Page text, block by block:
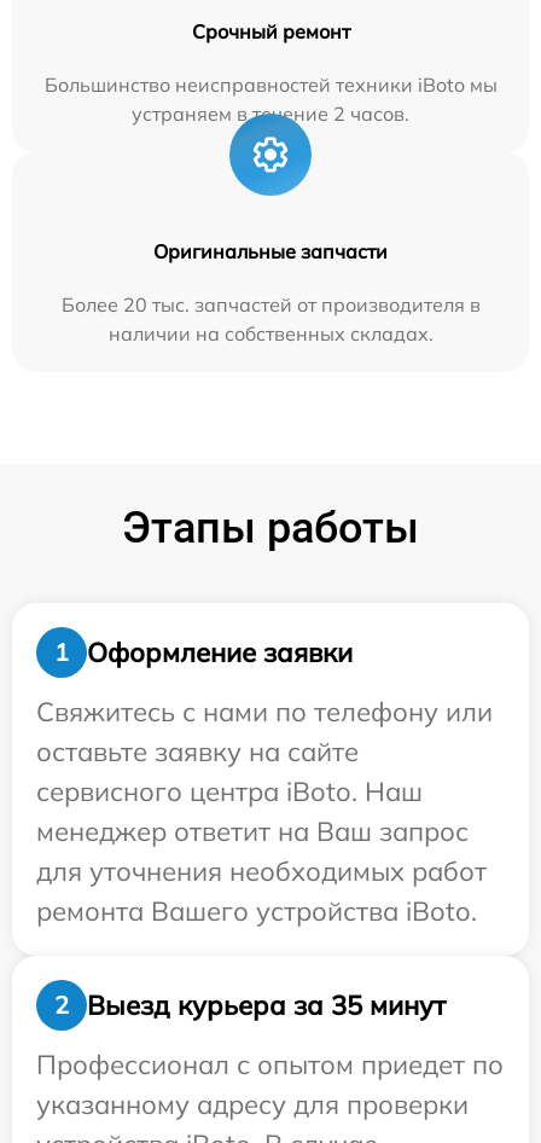
Срочный ремонт
Большинство неисправностей техники iBoto мы
устраняем в течение 2 часов.
Оригинальные запчасти
Более 20 тыс. запчастей от производителя в
наличии на собственных складах.
Этапы работы
1
Оформление заявки
Свяжитесь с нами по телефону или
оставьте заявку на сайте
сервисного центра iBoto. Наш
менеджер ответит на Ваш запрос
для уточнения необходимых работ
ремонта Вашего устройства iBoto.
2
Выезд курьера за 35 минут
Профессионал с опытом приедет по
указанному адресу для проверки